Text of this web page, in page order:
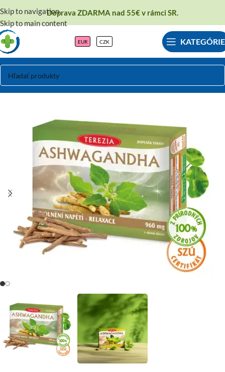
Skip to navigation
Skip to main content
Doprava ZDARMA nad 55€ v rámci SR.
EUR CZK KATEGÓRIE